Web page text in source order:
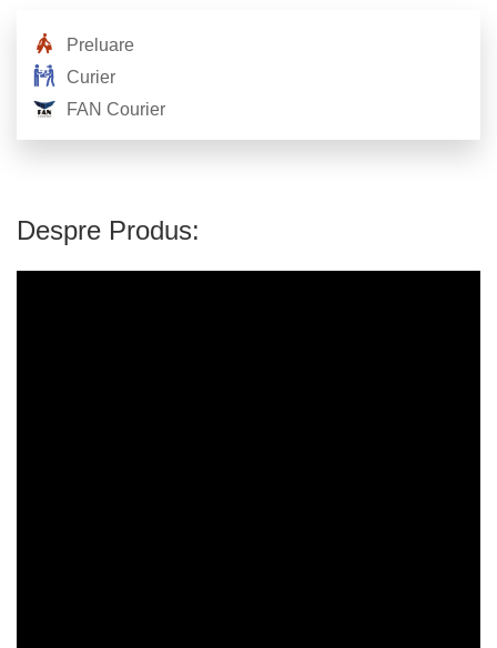
Preluare
Curier
FAN Courier
Despre Produs: